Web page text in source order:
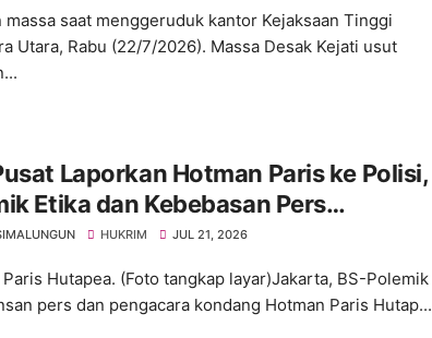
massa saat menggeruduk kantor Kejaksaan Tinggi
Utara, Rabu (22/7/2026). Massa Desak Kejati usut
Laporkan Hotman Paris ke Polisi,
Etika dan Kebebasan Pers
HUKRIM JUL 21, 2026
Hutapea. (Foto tangkap layar)Jakarta, BS-Polemik
pers dan pengacara kondang Hotman Paris Hutap...